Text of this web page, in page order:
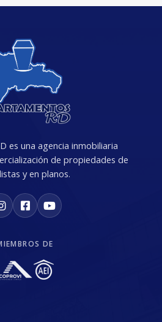
es una agencia inmobiliaria
de propiedades de
y en planos.
DE